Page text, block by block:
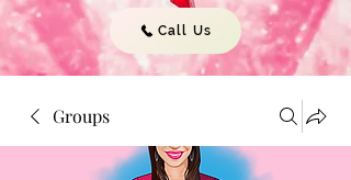
Call Us
Groups